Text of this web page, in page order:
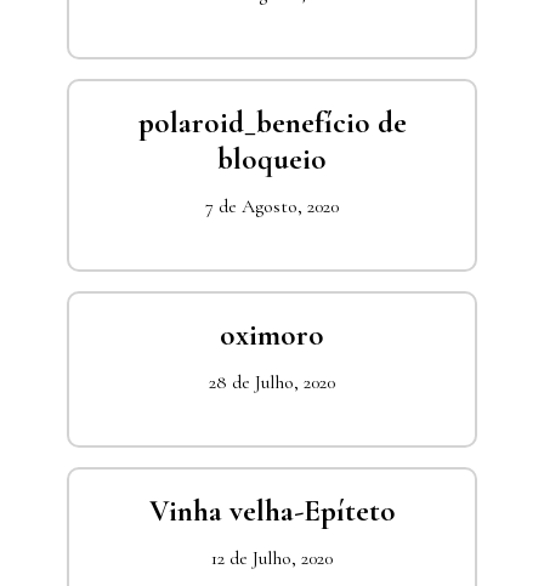
polaroid_benefício de
bloqueio
7 de Agosto, 2020
oximoro
28 de Julho, 2020
Vinha velha-Epíteto
12 de Julho, 2020